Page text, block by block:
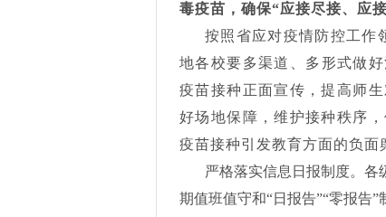
毒疫苗，确保“应接尽接、应接
按照省应对疫情防控工作
地各校要多渠道、多形式做
疫苗接种正面宣传，提高师
好场地保障，维护接种秩序
疫苗接种引发教育方面的负面
严格落实信息日报制度。各
期值班值守和“日报告”“零报告